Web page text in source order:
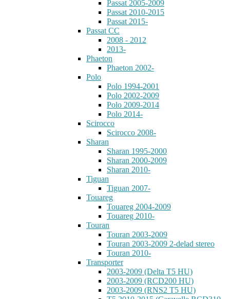
Passat 2005-2009
Passat 2010-2015
Passat 2015-
Passat CC
2008 - 2012
2013-
Phaeton
Phaeton 2002-
Polo
Polo 1994-2001
Polo 2002-2009
Polo 2009-2014
Polo 2014-
Scirocco
Scirocco 2008-
Sharan
Sharan 1995-2000
Sharan 2000-2009
Sharan 2010-
Tiguan
Tiguan 2007-
Touareg
Touareg 2004-2009
Touareg 2010-
Touran
Touran 2003-2009
Touran 2003-2009 2-delad stereo
Touran 2010-
Transporter
2003-2009 (Delta T5 HU)
2003-2009 (RCD200 HU)
2003-2009 (RNS2 T5 HU)